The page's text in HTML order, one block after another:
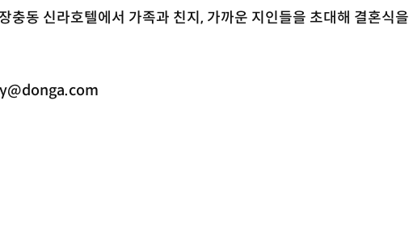
충동 신라호텔에서 가족과 친지, 가까운 지인들을 초대해 결혼식을